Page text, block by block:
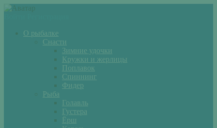
О рыбалке
Снасти
Зимние удочки
Кружки и жерлицы
Поплавок
Спиннинг
Фидер
Рыба
Голавль
Густера
Ёрш